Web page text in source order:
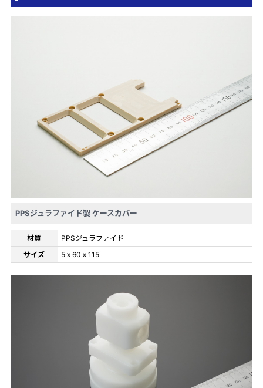
PPSジュラファイド製 ケースカバー
材質
PPSジュラファイド
サイズ
5ｘ60ｘ115